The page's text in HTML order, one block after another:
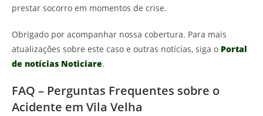
prestar socorro em momentos de crise.
Obrigado por acompanhar nossa cobertura. Para mais
atualizações sobre este caso e outras notícias, siga o Portal
de notícias Noticiare.
FAQ – Perguntas Frequentes sobre o
Acidente em Vila Velha